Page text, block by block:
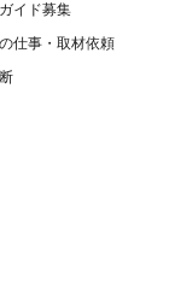
イド募集
仕事・取材依頼